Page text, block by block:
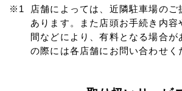
店舗によっては、近隣駐車場のご
あります。また店頭お手続き内容
間などにより、有料となる場合が
の際には各店舗にお問い合わせく